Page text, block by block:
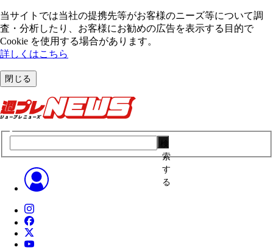
当サイトでは当社の提携先等がお客様のニーズ等について調
査・分析したり、お客様にお勧めの広告を表⽰する⽬的で
Cookie を使⽤する場合があります。
詳しくはこちら
閉じる
索
す
る